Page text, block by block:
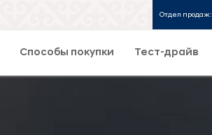
Отдел продаж:
Способы покупки Тест-драйв